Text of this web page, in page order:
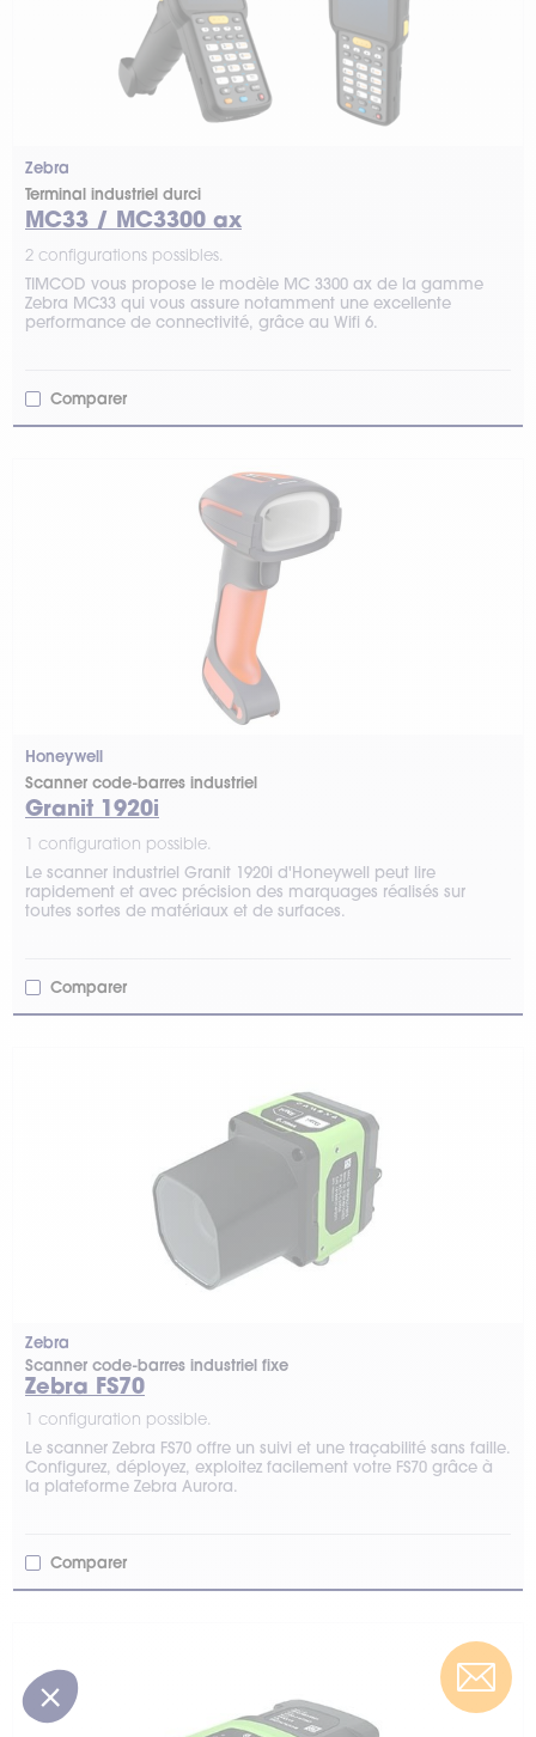
Zebra
Terminal industriel durci
MC33 / MC3300 ax
2 configurations possibles.
TIMCOD vous propose le modèle MC 3300 ax de la gamme
Zebra MC33 qui vous assure notamment une excellente
performance de connectivité, grâce au Wifi 6.
Comparer
Honeywell
Scanner code-barres industriel
Granit 1920i
1 configuration possible.
Le scanner industriel Granit 1920i d'Honeywell peut lire
rapidement et avec précision des marquages réalisés sur
toutes sortes de matériaux et de surfaces.
Comparer
Zebra
Scanner code-barres industriel fixe
Zebra FS70
1 configuration possible.
Le scanner Zebra FS70 offre un suivi et une traçabilité sans faille.
Configurez, déployez, exploitez facilement votre FS70 grâce à
la plateforme Zebra Aurora.
Comparer